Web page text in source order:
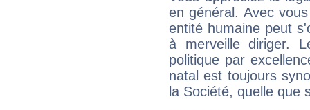
en général. Avec
entité humaine peut
à merveille diriger.
politique par
natal est toujours
la Société, quelle que